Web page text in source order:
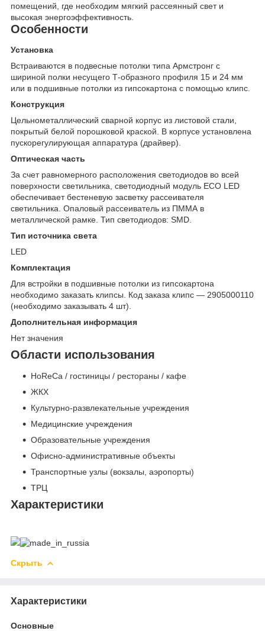
помещений, где необходим мягкий рассеянный свет и
высокая энергоэффективность.
Особенности
Установка
Встраиваются в подвесные потолки типа Армстронг с
шириной полки несущего Т-образного профиля 15 и 24 мм
или в подшивные потолки из гипсокартона с помощью клипс.
Конструкция
Цельнометаллический сварной корпус из листовой стали,
покрытый белой порошковой краской. В корпусе установлена
пускорегулирующая аппаратура (драйвер).
Оптическая часть
За счет равномерного расположения светодиодов во всей
поверхности светильника, светодиодный модуль ECO LED
обеспечивает бестеневую засветку рассеивателя
светильника. Опаловый рассеиватель из ПММА в
металлической рамке. Тип светодиодов: SMD.
Тип источника света
LED
Комплектация
Для встройки в подшивные потолки из гипсокартона
необходимо заказать клипсы. Код заказа клипс — 2905000110
(необходимо заказывать 4 шт).
Дополнительная информация
Нет значения
Области использования
HoReCa / гостиницы / рестораны / кафе
ЖКХ
Культурно-развлекательные учреждения
Медицинские учреждения
Образовательные учреждения
Офисно-административные объекты
Транспортные узлы (вокзалы, аэропорты)
ТРЦ
Характеристики
Скрыть
Характеристики
Основные